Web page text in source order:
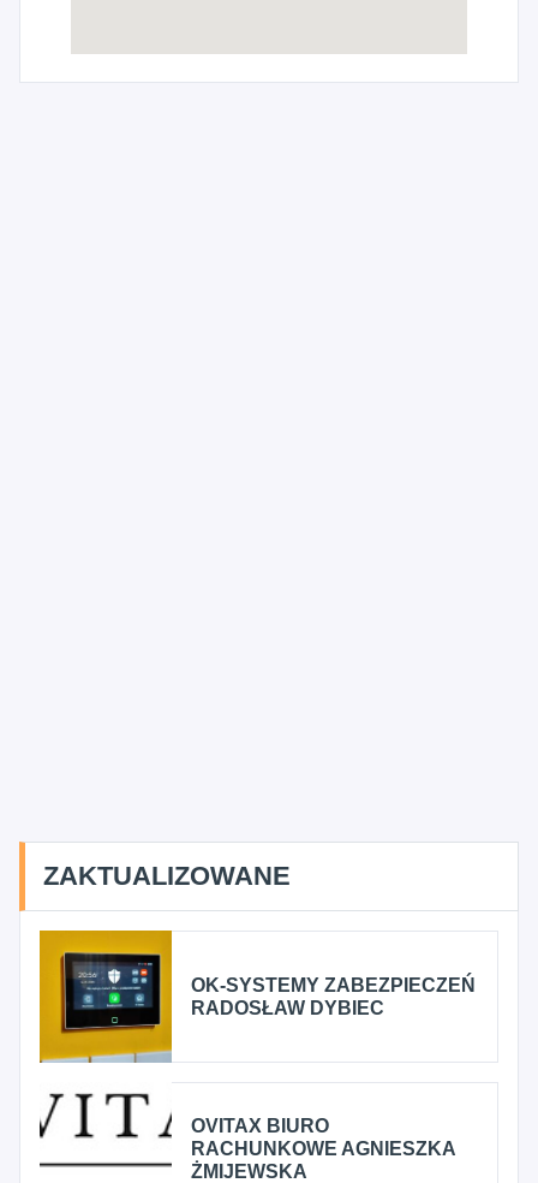
ZAKTUALIZOWANE
OK-SYSTEMY ZABEZPIECZEŃ
RADOSŁAW DYBIEC
OVITAX BIURO
RACHUNKOWE AGNIESZKA
ŻMIJEWSKA